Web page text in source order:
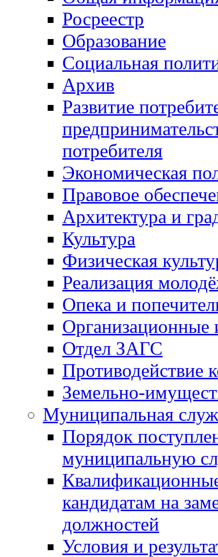
Росреестр
Образование
Социальная
Архив
Развитие
потребителя
Экономическая
Правовое
Архитектура и
Культура
Физическая
Реализация
Опека и
Отдел ЗАГС
Противодействие
Земельно-
Муниципальная
Порядок
муниципальную
кандидатам на
должностей
Условия и